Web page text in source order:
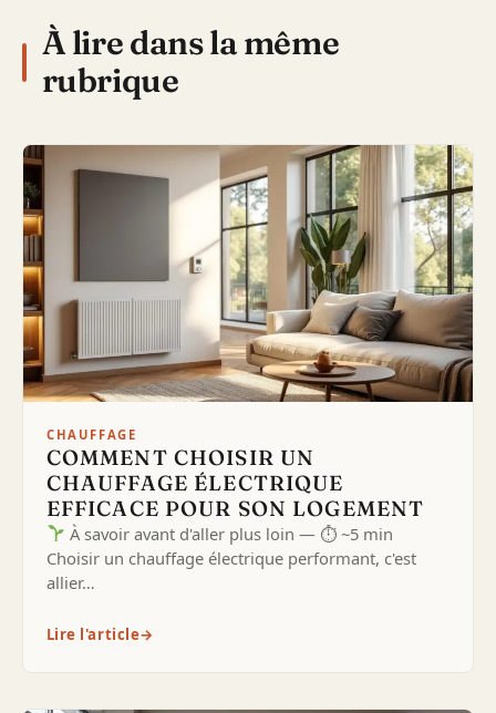
À lire dans la même
rubrique
CHAUFFAGE
COMMENT CHOISIR UN
CHAUFFAGE ÉLECTRIQUE
EFFICACE POUR SON LOGEMENT
À savoir avant d'aller plus loin — ⏱ ~5 min
Choisir un chauffage électrique performant, c'est
allier…
Lire l'article→